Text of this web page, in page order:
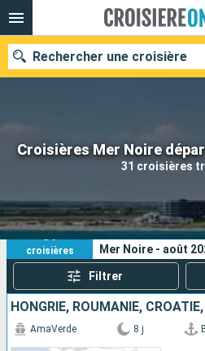
Croisières Mer Noire
31 croisières
Rechercher une croisière
Nos destinations
Ports
31
croisières
Vos critères de
Mer Noire - août
Filtrer
AmaVerde 8 j